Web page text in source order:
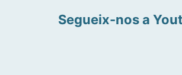
Segueix-nos a